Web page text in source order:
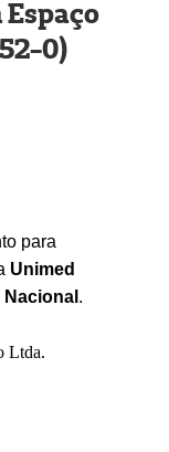
0)
para
Unimed
.
Ltda.